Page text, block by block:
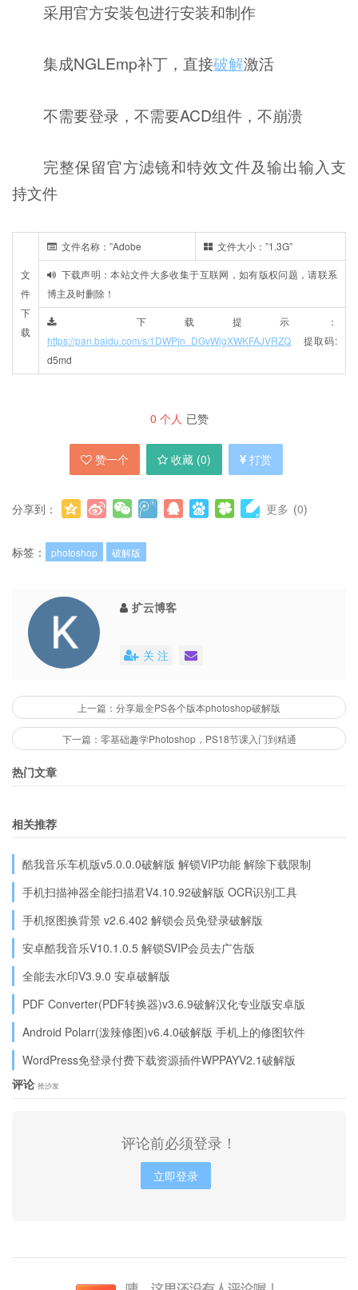
采用官方安装包进行安装和制作
集成NGLEmp补丁，直接破解激活
不需要登录，不需要ACD组件，不崩溃
完整保留官方滤镜和特效文件及输出输入支
持文件
文
件
下
载
文件名称：”Adobe 文件大小：”1.3G”
下载声明：本站文件大多收集于互联网，如有版权问题，请联系
博主及时删除！
下载提示：
https://pan.baidu.com/s/1DWPjn_DGvWigXWKFAJVRZQ
提取码:
d5md
0 个人 已赞
赞一个 收藏 (0) 打赏
分享到： 更多 (0)
标签： photoshop 破解版
扩云博客
关 注
上一篇：分享最全PS各个版本photoshop破解版
下一篇：零基础趣学Photoshop，PS18节课入门到精通
热门文章
相关推荐
酷我音乐车机版v5.0.0.0破解版 解锁VIP功能 解除下载限制
手机扫描神器全能扫描君V4.10.92破解版 OCR识别工具
手机抠图换背景 v2.6.402 解锁会员免登录破解版
安卓酷我音乐V10.1.0.5 解锁SVIP会员去广告版
全能去水印V3.9.0 安卓破解版
PDF Converter(PDF转换器)v3.6.9破解汉化专业版安卓版
Android Polarr(泼辣修图)v6.4.0破解版 手机上的修图软件
WordPress免登录付费下载资源插件WPPAYV2.1破解版
评论 抢沙发
评论前必须登录！
立即登录